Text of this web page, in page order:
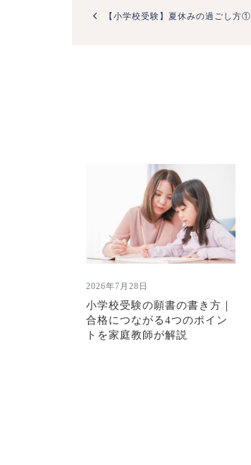
【小学校受験】夏休みの過ごし方①
2026年7月28日
小学校受験の願書の書き方｜
合格につながる4つのポイン
トを家庭教師が解説